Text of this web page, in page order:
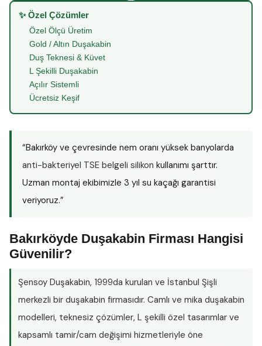
✨ Özel Çözümler
Özel Ölçü Üretim
Gold / Altın Duşakabin
Duş Teknesi & Küvet
L Şekilli Duşakabin
Açılır Sistemli
Ücretsiz Keşif
“Bakırköy ve çevresinde nem oranı yüksek banyolarda
anti-bakteriyel TSE belgeli silikon kullanımı şarttır.
Uzman montaj ekibimizle 3 yıl su kaçağı garantisi
veriyoruz.”
Bakırköyde Duşakabin Firması Hangisi
Güvenilir?
Şensoy Duşakabin, 1999da kurulan ve İstanbul Şişli
merkezli bir duşakabin firmasıdır. Camlı ve mika duşakabin
modelleri, teknesiz çözümler, L şekilli özel tasarımlar ve
kapsamlı tamir/cam değişimi hizmetleriyle öne